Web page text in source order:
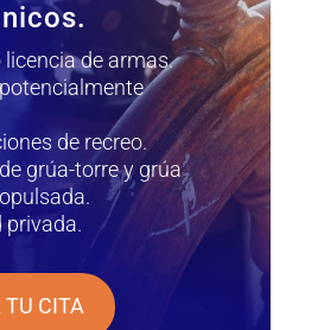
licencia de armas.
de recreo.
grúa-torre y grúa
privada.
TU CITA